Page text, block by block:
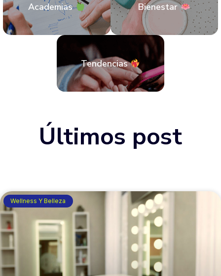
Academias Bienestar
Tendencias
Últimos post
Wellness Y Belleza